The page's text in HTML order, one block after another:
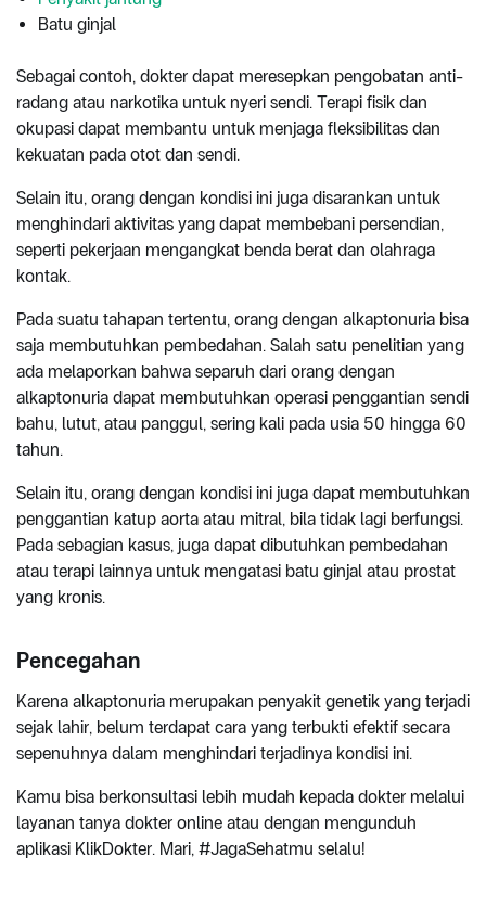
Batu ginjal
Sebagai contoh, dokter dapat meresepkan pengobatan anti-
radang atau narkotika untuk nyeri sendi. Terapi fisik dan
okupasi dapat membantu untuk menjaga fleksibilitas dan
kekuatan pada otot dan sendi.
Selain itu, orang dengan kondisi ini juga disarankan untuk
menghindari aktivitas yang dapat membebani persendian,
seperti pekerjaan mengangkat benda berat dan olahraga
kontak.
Pada suatu tahapan tertentu, orang dengan alkaptonuria bisa
saja membutuhkan pembedahan. Salah satu penelitian yang
ada melaporkan bahwa separuh dari orang dengan
alkaptonuria dapat membutuhkan operasi penggantian sendi
bahu, lutut, atau panggul, sering kali pada usia 50 hingga 60
tahun.
Selain itu, orang dengan kondisi ini juga dapat membutuhkan
penggantian katup aorta atau mitral, bila tidak lagi berfungsi.
Pada sebagian kasus, juga dapat dibutuhkan pembedahan
atau terapi lainnya untuk mengatasi batu ginjal atau prostat
yang kronis.
Pencegahan
Karena alkaptonuria merupakan penyakit genetik yang terjadi
sejak lahir, belum terdapat cara yang terbukti efektif secara
sepenuhnya dalam menghindari terjadinya kondisi ini.
Kamu bisa berkonsultasi lebih mudah kepada dokter melalui
layanan tanya dokter online atau dengan mengunduh
aplikasi KlikDokter. Mari, #JagaSehatmu selalu!